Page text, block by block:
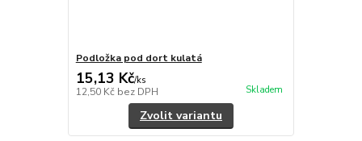
Podložka pod dort kulatá
15,13 Kč/ks
12,50 Kč bez DPH Skladem
Zvolit variantu